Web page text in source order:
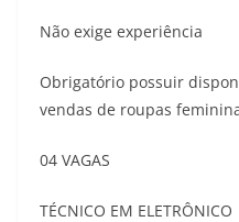
Não exige experiência
Obrigatório possuir
vendas de roupas
04 VAGAS
TÉCNICO EM ELETRÔNICO